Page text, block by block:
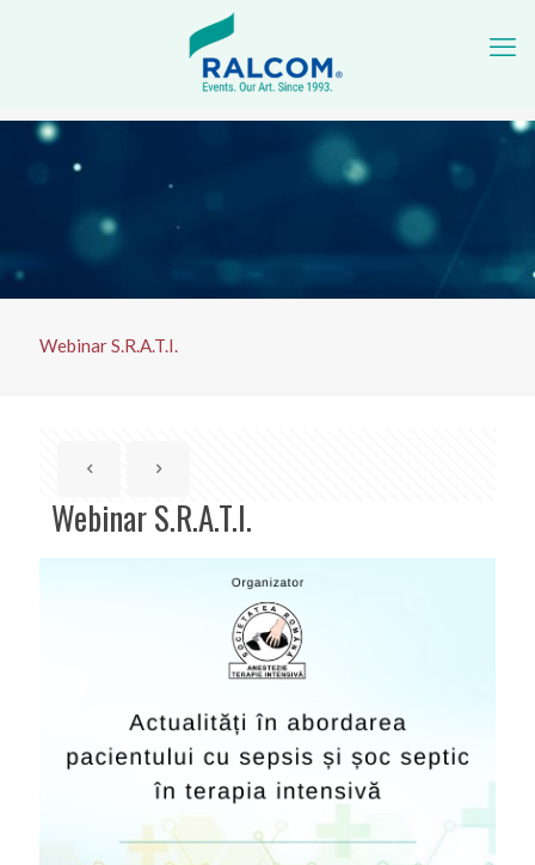
Webinar S.R.A.T.I.
Webinar S.R.A.T.I.